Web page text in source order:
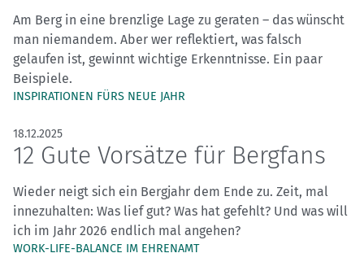
Am Berg in eine brenzlige Lage zu geraten – das wünscht
man niemandem. Aber wer reflektiert, was falsch
gelaufen ist, gewinnt wichtige Erkenntnisse. Ein paar
Beispiele.
INSPIRATIONEN FÜRS NEUE JAHR
18.12.2025
12 Gute Vorsätze für Bergfans
Wieder neigt sich ein Bergjahr dem Ende zu. Zeit, mal
innezuhalten: Was lief gut? Was hat gefehlt? Und was will
ich im Jahr 2026 endlich mal angehen?
WORK-LIFE-BALANCE IM EHRENAMT